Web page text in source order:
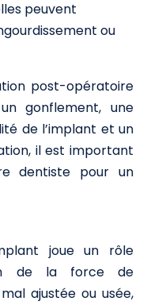
peuvent
ou
post-opératoire
gonflement, une
de l’implant et un
il est important
dentiste pour un
joue un rôle
de la force de
ajustée ou usée,